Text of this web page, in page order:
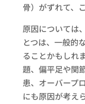
骨）がずれて、
原因については
とつは、一般的
ることかもしれ
題、偏平足や関
患、オーバープ
にも原因が考え